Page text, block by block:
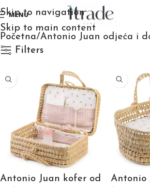
Skip to navigation
Skip to main content
MENU
Početna Antonio Juan odjeća i
Filters
Antonio Juan kofer od
Antonio